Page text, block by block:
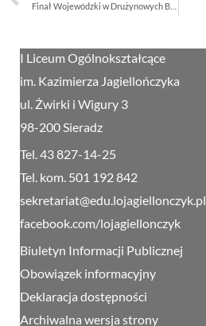
I Liceum Ogólnokształcące
im. Kazimierza Jagiellończyka
ul. Żwirki i Wigury 3
98-200 Sieradz
Tel. 43 827-14-25
Tel. kom. 501 192 842
sekretariat@edu.lojagiellonczyk.pl
facebook.com/lojagiellonczyk
Biuletyn Informacji Publicznej
Obowiązek informacyjny
Deklaracja dostępności
Archiwalna wersja strony